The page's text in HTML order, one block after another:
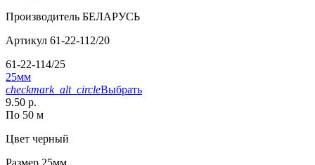
Производитель БЕЛАРУСЬ
Артикул 61-22-112/20
61-22-114/25
25мм
checkmark_alt_circleВыбрать
9.50 р.
По 50 м
Цвет черный